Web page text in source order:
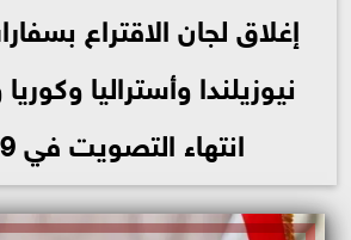
إغلاق لجان الاقتراع
نيوزيلندا وأستراليا
انتهاء التصويت في 19 دائرة